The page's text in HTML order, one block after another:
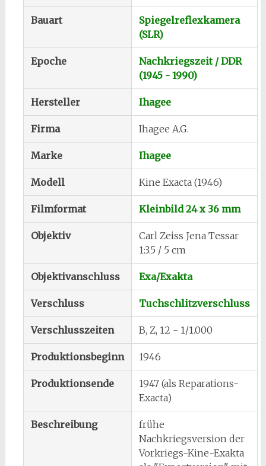
Bauart
Spiegelreflexkamera
(SLR)
Epoche
Nachkriegszeit / DDR
(1945 - 1990)
Hersteller Ihagee
Firma Ihagee A.G.
Marke Ihagee
Modell Kine Exacta (1946)
Filmformat Kleinbild 24 x 36 mm
Objektiv
Carl Zeiss Jena Tessar
1:3.5 / 5 cm
Objektivanschluss Exa/Exakta
Verschluss Tuchschlitzverschluss
Verschlusszeiten B, Z, 12 - 1/1.000
Produktionsbeginn 1946
Produktionsende
1947 (als Reparations-
Exacta)
Beschreibung
frühe
Nachkriegsversion der
Vorkriegs-Kine-Exakta